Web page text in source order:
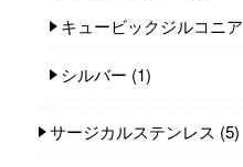
キュービックジルコニア
シルバー (1)
サージカルステンレス (5)